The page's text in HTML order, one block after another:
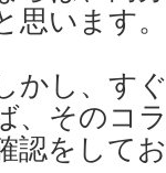
思います。
かし、す
、そのコ
認をして